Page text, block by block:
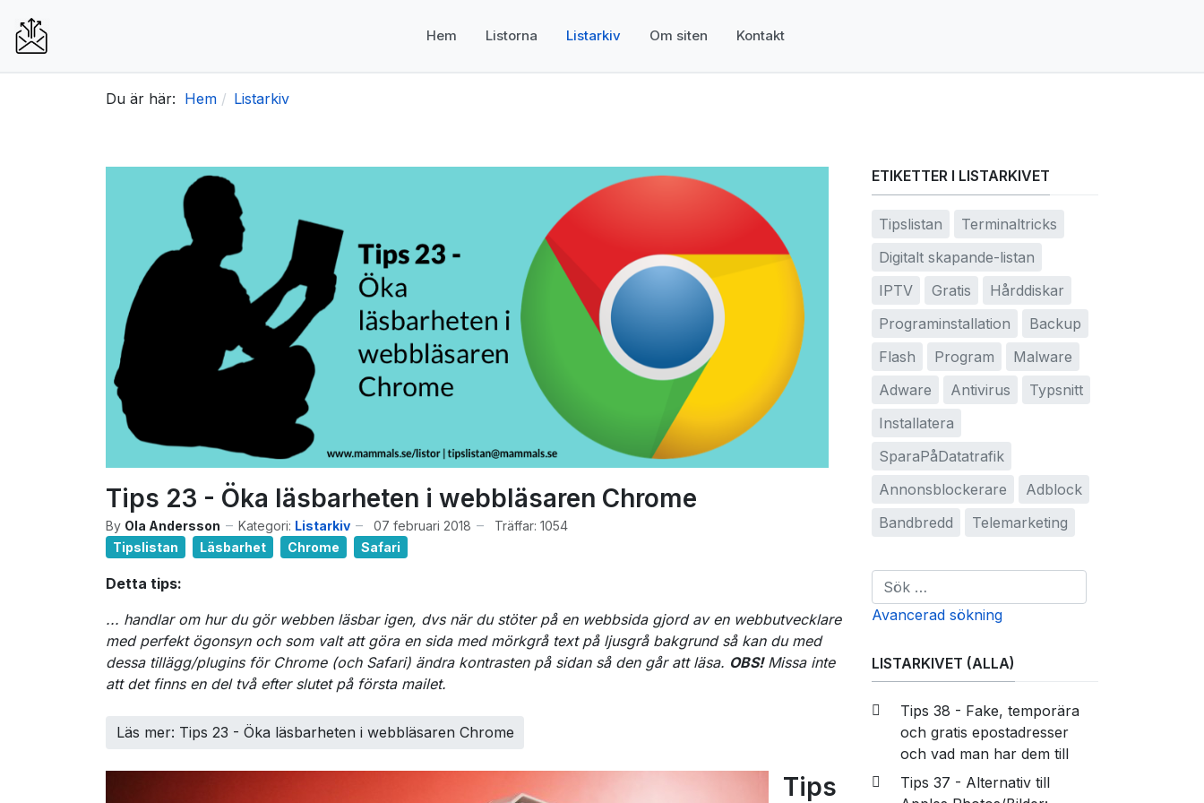
Hem Listorna Listarkiv Om siten Kontakt
Du är här: Hem Listarkiv
Tips 23 - Öka läsbarheten i webbläsaren Chrome
By Ola Andersson Kategori: Listarkiv 07 februari 2018
Träffar: 1054
Tipslistan
Läsbarhet Chrome Safari
Detta tips:
... handlar om hur du gör webben läsbar igen, dvs när du stöter på en webbsida gjord av en webbutvecklare
med perfekt ögonsyn och som valt att göra en sida med mörkgrå text på ljusgrå bakgrund så kan du med
dessa tillägg/plugins för Chrome (och Safari) ändra kontrasten på sidan så den går att läsa. OBS!Missa inte
att det finns en del två efter slutet på första mailet.
Läs mer: Tips 23 - Öka läsbarheten i webbläsaren Chrome
Tips
ETIKETTER I LISTARKIVET
Tipslistan
Terminaltricks
Digitalt skapande-listan
IPTV
Gratis
Hårddiskar
Programinstallation
Backup
Flash
Program
Malware
Adware
Antivirus
Typsnitt
Installatera
SparaPåDatatrafik
Annonsblockerare
Adblock
Bandbredd
Telemarketing
Sök i listarkivet
Avancerad sökning
LISTARKIVET (ALLA)
Tips 38 - Fake, temporära
och gratis epostadresser
och vad man har dem till
Tips 37 - Alternativ till